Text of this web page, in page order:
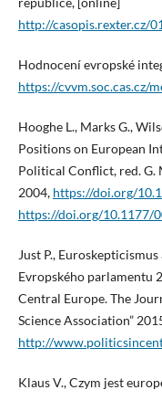
http://casopis.rexter.cz/
Hodnocení evropské
https://cvvm.soc.cas.cz/
Hooghe L., Marks G.,
Positions on European
Political Conflict, red. G.
2004, https://doi.org/
https://doi.org/10.1177/
Just P.,
Evropského parlamentu
Central Europe. The
Science Association”
http://
Klaus V., Czym jest